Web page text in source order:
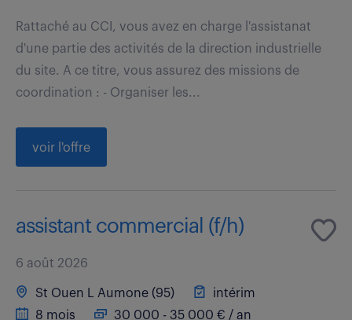
Rattaché au CCI, vous avez en charge l'assistanat
d'une partie des activités de la direction industrielle
du site. A ce titre, vous assurez des missions de
coordination : - Organiser les...
voir l'offre
assistant commercial (f/h)
6 août 2026
St Ouen L Aumone (95)
intérim
8 mois
30 000 - 35 000 € / an